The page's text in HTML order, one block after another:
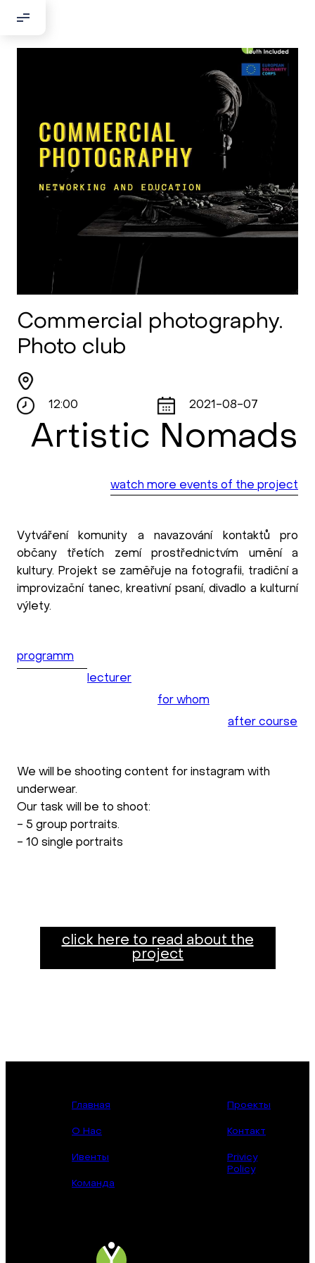
Если вы хотите с нами связаться,
пожалуйста, контактируйте нас:
По адресу:
Kontaktní e-mail:
youthincluded@gmail.com
Или в соцсети Telegram:
@Interkulturnipracepraha14
Сommercial photography.
Photo club
12:00 2021-08-07
Artistic Nomads
watch more events of the project
Vytváření komunity a navazování kontaktů pro
občany třetích zemí prostřednictvím umění a
kultury. Projekt se zaměřuje na fotografii, tradiční a
improvizační tanec, kreativní psaní, divadlo a kulturní
výlety.
programm
lecturer
for whom
after course
We will be shooting content for instagram with
underwear.
Our task will be to shoot:
- 5 group portraits.
- 10 single portraits
click here to read about the
project
Главная
О Нас
Ивенты
Команда
Проекты
Контакт
Privicy
Policy